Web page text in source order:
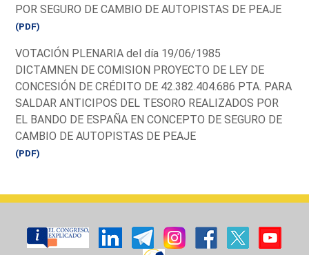
POR SEGURO DE CAMBIO DE AUTOPISTAS DE PEAJE
(PDF)
VOTACIÓN PLENARIA del día 19/06/1985
DICTAMNEN DE COMISION PROYECTO DE LEY DE
CONCESIÓN DE CRÉDITO DE 42.382.404.686 PTA. PARA
SALDAR ANTICIPOS DEL TESORO REALIZADOS POR
EL BANDO DE ESPAÑA EN CONCEPTO DE SEGURO DE
CAMBIO DE AUTOPISTAS DE PEAJE
(PDF)